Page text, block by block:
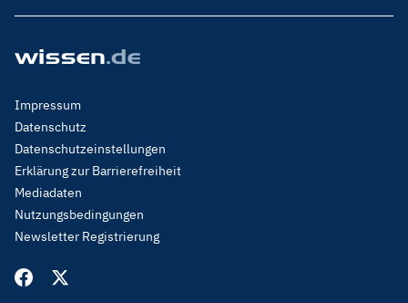
Footer
Menu
Legal
Impressum
Datenschutz
Datenschutzeinstellungen
Erklärung zur Barrierefreiheit
Mediadaten
Nutzungsbedingungen
Newsletter Registrierung